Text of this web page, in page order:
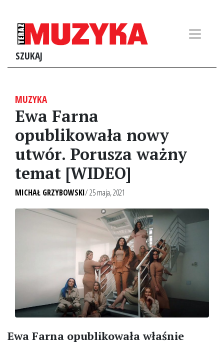
SZUKAJ
MUZYKA
Ewa Farna
opublikowała nowy
utwór. Porusza ważny
temat [WIDEO]
MICHAŁ GRZYBOWSKI/ 25 maja, 2021
Ewa Farna opublikowała właśnie